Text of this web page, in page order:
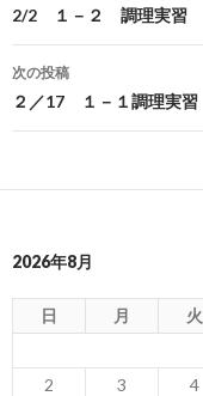
投
稿
ナ
ゲ
シ
ョ
2/2 １－２ 調理実習
次の投稿
２／17 １－１調理実習
2026年8月
日 月 火
2
3 4